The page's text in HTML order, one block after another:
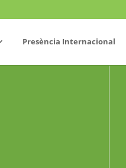
Presència Internacional